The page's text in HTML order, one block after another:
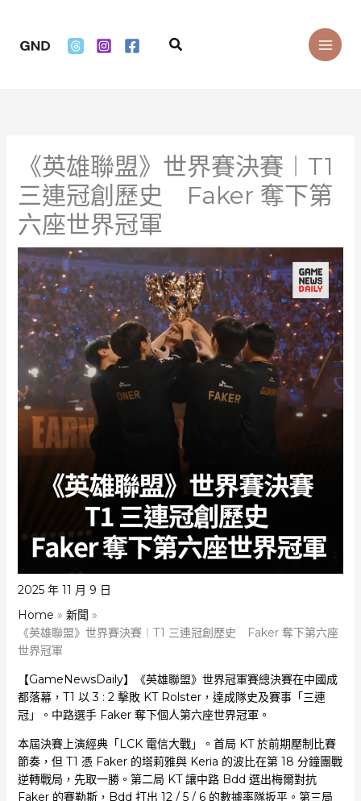
content
Search
《英雄聯盟》世界賽決賽︱T1
三連冠創歷史 Faker 奪下第
六座世界冠軍
2025 年 11 月 9 日
Home
新聞
《英雄聯盟》世界賽決賽︱T1 三連冠創歷史 Faker 奪下第六座
世界冠軍
【GameNewsDaily】《英雄聯盟》世界冠軍賽總決賽在中國成
都落幕，T1 以 3 : 2 擊敗 KT Rolster，達成隊史及賽事「三連
冠」。中路選手 Faker 奪下個人第六座世界冠軍。
本屆決賽上演經典「LCK 電信大戰」。首局 KT 於前期壓制比賽
節奏，但 T1 憑 Faker 的塔莉雅與 Keria 的波比在第 18 分鐘團戰
逆轉戰局，先取一勝。第二局 KT 讓中路 Bdd 選出梅爾對抗
Faker 的賽勒斯，Bdd 打出 12 / 5 / 6 的數據率隊扳平。第三局